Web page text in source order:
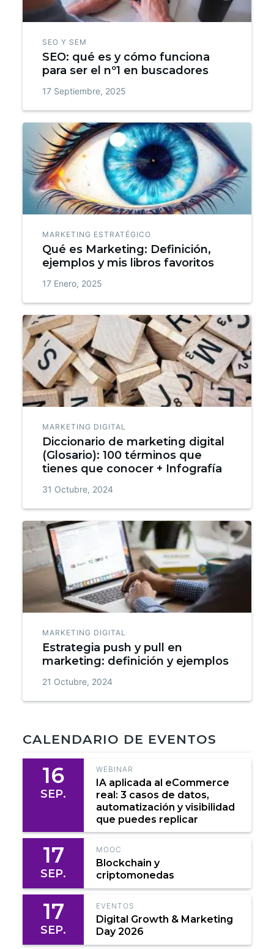
SEO Y SEM
SEO: qué es y cómo funciona
para ser el nº1 en buscadores
17 Septiembre, 2025
MARKETING ESTRATÉGICO
Qué es Marketing: Definición,
ejemplos y mis libros favoritos
17 Enero, 2025
MARKETING DIGITAL
Diccionario de marketing digital
(Glosario): 100 términos que
tienes que conocer + Infografía
31 Octubre, 2024
MARKETING DIGITAL
Estrategia push y pull en
marketing: definición y ejemplos
21 Octubre, 2024
CALENDARIO DE EVENTOS
16
SEP.
WEBINAR
IA aplicada al eCommerce
real: 3 casos de datos,
automatización y visibilidad
que puedes replicar
17
SEP.
MOOC
Blockchain y
criptomonedas
17
SEP.
EVENTOS
Digital Growth & Marketing
Day 2026